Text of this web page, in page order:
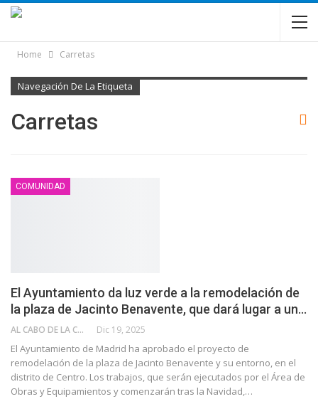
Home Carretas
Navegación De La Etiqueta
Carretas
COMUNIDAD
El Ayuntamiento da luz verde a la remodelación de
la plaza de Jacinto Benavente, que dará lugar a un…
AL CABO DE LA CALLE Dic 19, 2025
El Ayuntamiento de Madrid ha aprobado el proyecto de
remodelación de la plaza de Jacinto Benavente y su entorno, en el
distrito de Centro. Los trabajos, que serán ejecutados por el Área de
Obras y Equipamientos y comenzarán tras la Navidad,…